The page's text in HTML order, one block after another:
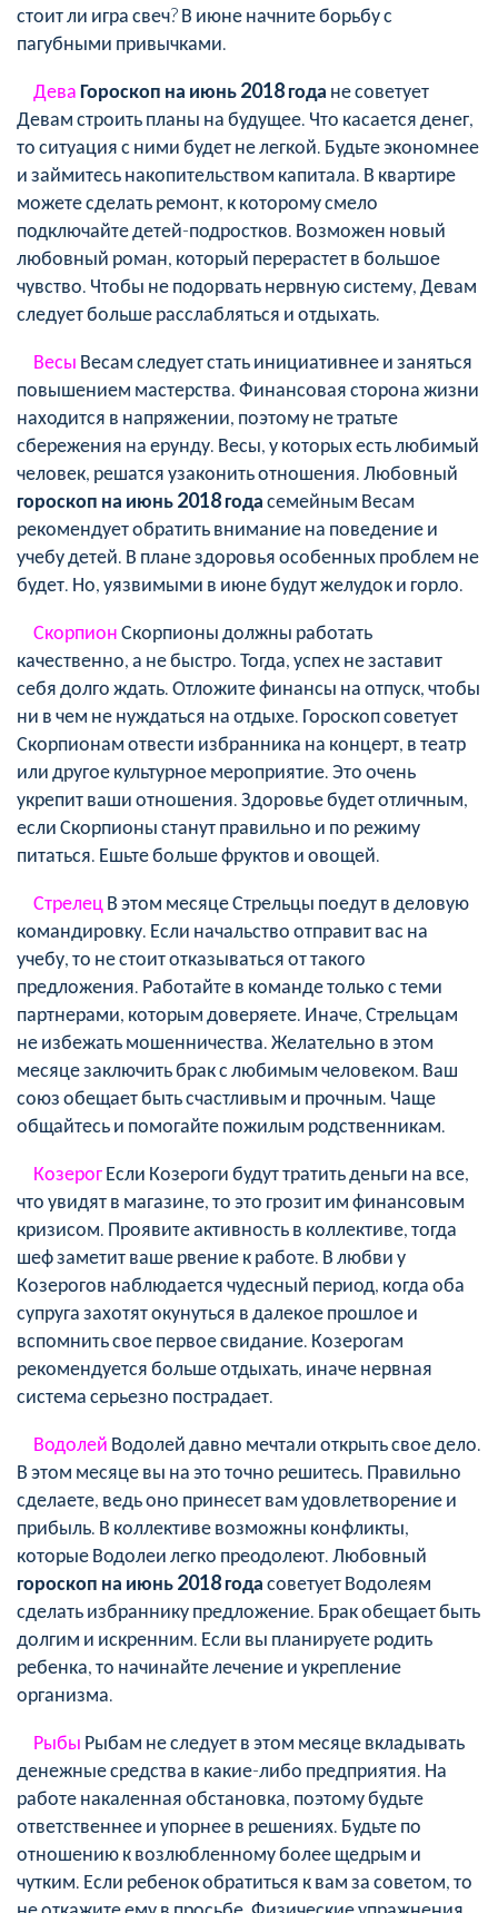
стоит ли игра свеч? В июне начните борьбу с
пагубными привычками.
ДеваГороскоп на июнь 2018 года не советует
Девам строить планы на будущее. Что касается денег,
то ситуация с ними будет не легкой. Будьте экономнее
и займитесь накопительством капитала. В квартире
можете сделать ремонт, к которому смело
подключайте детей-подростков. Возможен новый
любовный роман, который перерастет в большое
чувство. Чтобы не подорвать нервную систему, Девам
следует больше расслабляться и отдыхать.
Весы Весам следует стать инициативнее и заняться
повышением мастерства. Финансовая сторона жизни
находится в напряжении, поэтому не тратьте
сбережения на ерунду. Весы, у которых есть любимый
человек, решатся узаконить отношения. Любовный
гороскоп на июнь 2018 годасемейным Весам
рекомендует обратить внимание на поведение и
учебу детей. В плане здоровья особенных проблем не
будет. Но, уязвимыми в июне будут желудок и горло.
СкорпионСкорпионы должны работать
качественно, а не быстро. Тогда, успех не заставит
себя долго ждать. Отложите финансы на отпуск, чтобы
ни в чем не нуждаться на отдыхе. Гороскоп советует
Скорпионам отвести избранника на концерт, в театр
или другое культурное мероприятие. Это очень
укрепит ваши отношения. Здоровье будет отличным,
если Скорпионы станут правильно и по режиму
питаться. Ешьте больше фруктов и овощей.
СтрелецВ этом месяце Стрельцы поедут в деловую
командировку. Если начальство отправит вас на
учебу, то не стоит отказываться от такого
предложения. Работайте в команде только с теми
партнерами, которым доверяете. Иначе, Стрельцам
не избежать мошенничества. Желательно в этом
месяце заключить брак с любимым человеком. Ваш
союз обещает быть счастливым и прочным. Чаще
общайтесь и помогайте пожилым родственникам.
КозерогЕсли Козероги будут тратить деньги на все,
что увидят в магазине, то это грозит им финансовым
кризисом. Проявите активность в коллективе, тогда
шеф заметит ваше рвение к работе. В любви у
Козерогов наблюдается чудесный период, когда оба
супруга захотят окунуться в далекое прошлое и
вспомнить свое первое свидание. Козерогам
рекомендуется больше отдыхать, иначе нервная
система серьезно пострадает.
Водолей Водолей давно мечтали открыть свое дело.
В этом месяце вы на это точно решитесь. Правильно
сделаете, ведь оно принесет вам удовлетворение и
прибыль. В коллективе возможны конфликты,
которые Водолеи легко преодолеют. Любовный
гороскоп на июнь 2018 годасоветует Водолеям
сделать избраннику предложение. Брак обещает быть
долгим и искренним. Если вы планируете родить
ребенка, то начинайте лечение и укрепление
организма.
Рыбы Рыбам не следует в этом месяце вкладывать
денежные средства в какие-либо предприятия. На
работе накаленная обстановка, поэтому будьте
ответственнее и упорнее в решениях. Будьте по
отношению к возлюбленному более щедрым и
чутким. Если ребенок обратиться к вам за советом, то